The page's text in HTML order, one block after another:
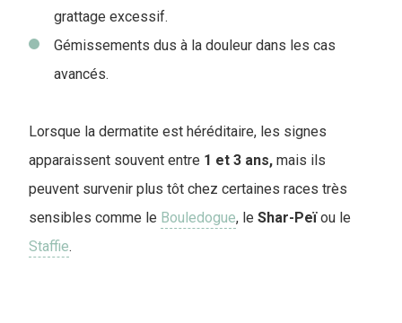
grattage excessif.
Gémissements dus à la douleur dans les cas
avancés.
Lorsque la dermatite est héréditaire, les signes
apparaissent souvent entre 1 et 3 ans, mais ils
peuvent survenir plus tôt chez certaines races très
sensibles comme le Bouledogue, le Shar-Peïou le
Staffie.